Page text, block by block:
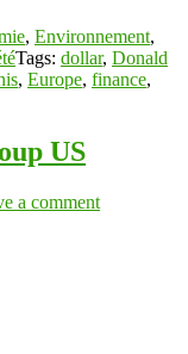
, Environnement,
Tags: dollar, Donald
, Europe, finance,
US
a comment